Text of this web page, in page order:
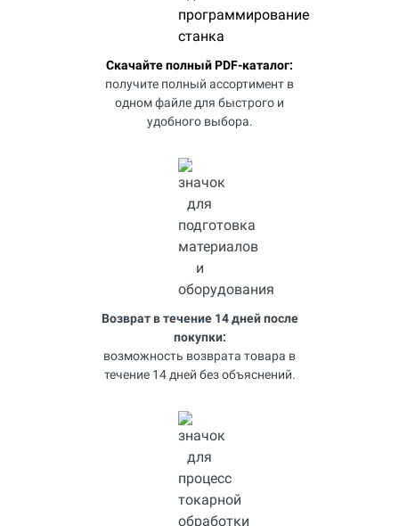
Скачайте полный PDF-каталог:
получите полный ассортимент в
одном файле для быстрого и
удобного выбора.
Возврат в течение 14 дней после
покупки:
возможность возврата товара в
течение 14 дней без объяснений.